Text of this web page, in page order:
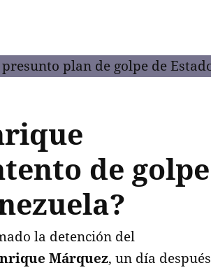
de golpe
la detención del
Márquez, un día después